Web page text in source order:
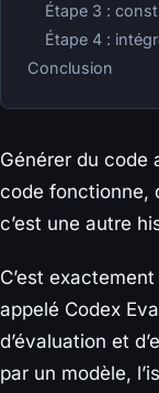
Étape 3 :
Étape 4 :
Conclusion
Générer du code
code fonctionne,
c’est une autre
C’est
appelé Codex
d’évaluation et
par un modèle,